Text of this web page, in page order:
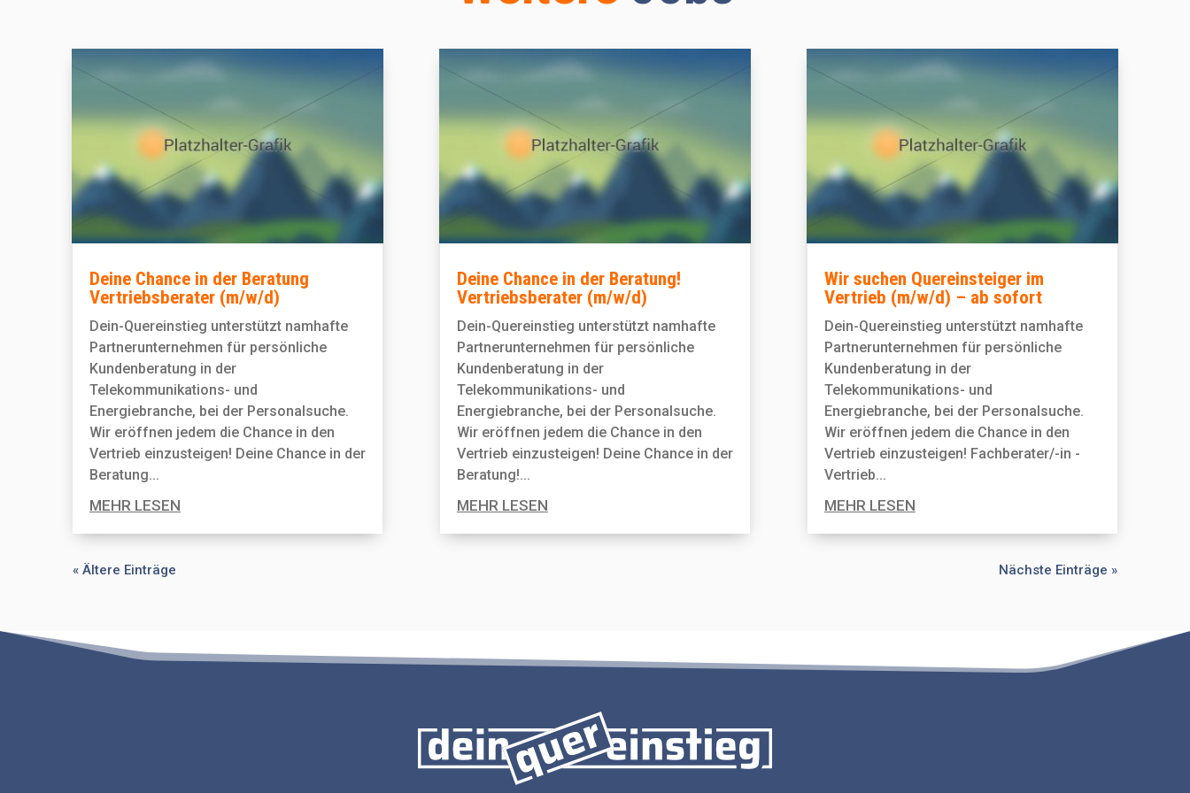
Deine Chance in der Beratung
Vertriebsberater (m/w/d)
Dein-Quereinstieg unterstützt namhafte
Partnerunternehmen für persönliche
Kundenberatung in der
Telekommunikations- und
Energiebranche, bei der Personal­suche.
Wir eröffnen jedem die Chance in den
Vertrieb einzusteigen! Deine Chance in der
Beratung...
MEHR LESEN
Deine Chance in der Beratung!
Vertriebsberater (m/w/d)
Dein-Quereinstieg unterstützt namhafte
Partnerunternehmen für persönliche
Kundenberatung in der
Telekommunikations- und
Energiebranche, bei der Personal­suche.
Wir eröffnen jedem die Chance in den
Vertrieb einzusteigen! Deine Chance in der
Beratung!...
MEHR LESEN
Wir suchen Quereinsteiger im
Vertrieb (m/w/d) – ab sofort
Dein-Quereinstieg unterstützt namhafte
Partnerunternehmen für persönliche
Kundenberatung in der
Telekommunikations- und
Energiebranche, bei der Personal­suche.
Wir eröffnen jedem die Chance in den
Vertrieb einzusteigen! Fachberater/-in -
Vertrieb...
MEHR LESEN
« Ältere Einträge Nächste Einträge »